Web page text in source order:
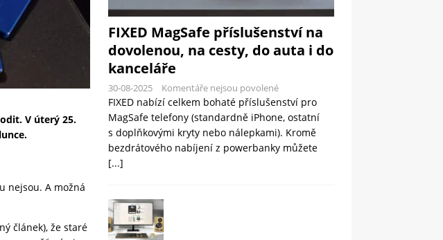
V úterý 25.
nejsou. A možná
článek), že staré
FIXED MagSafe příslušenství na
dovolenou, na cesty, do auta i do
kanceláře
30-08-2025 Komentáře nejsou povolené
FIXED nabízí celkem bohaté příslušenství pro
MagSafe telefony (standardně iPhone, ostatní
s doplňkovými kryty nebo nálepkami). Kromě
bezdrátového nabíjení z powerbanky můžete
[...]